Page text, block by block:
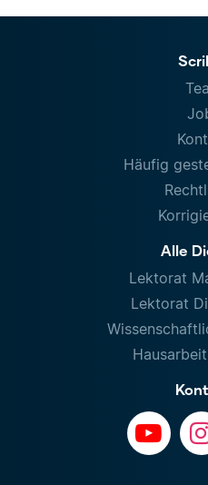
Häufig
Alle
Lektorat
Lektorat